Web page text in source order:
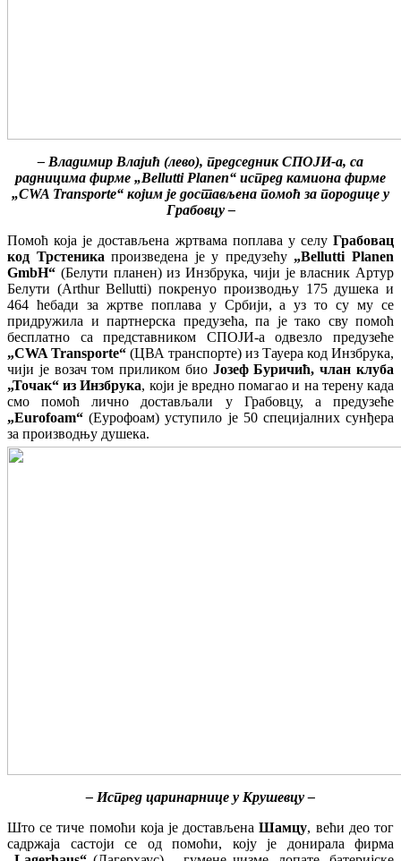
– Владимир Влајић (лево), председник СПОЈИ-а, са
радницима фирме „Bellutti Planen“ испред камиона фирме
„CWA Transporte“ којим је достављена помоћ за породице у
Грабовцу –
Помоћ која је достављена жртвама поплава у селу Грабовац
код Трстеника произведена је у предузећу „Bellutti Planen
GmbH“ (Белути планен) из Инзбрука, чији је власник Артур
Белути (Arthur Bellutti) покренуо производњу 175 душека и
464 ћебади за жртве поплава у Србији, а уз то су му се
придружила и партнерска предузећа, па је тако сву помоћ
бесплатно са представником СПОЈИ-а одвезло предузеће
„CWA Transporte“ (ЦВА транспорте) из Тауера код Инзбрука,
чији је возач том приликом био Јозеф Буричић, члан клуба
„Точак“ из Инзбрука, који је вредно помагао и на терену када
смо помоћ лично достављали у Грабовцу, а предузеће
„Eurofoam“ (Еурофоам) уступило је 50 специјалних сунђера
за производњу душека.
– Испред царинарнице у Крушевцу –
Што се тиче помоћи која је достављенаШамцу, већи део тог
садржаја састоји се од помоћи, коју је донирала фирма